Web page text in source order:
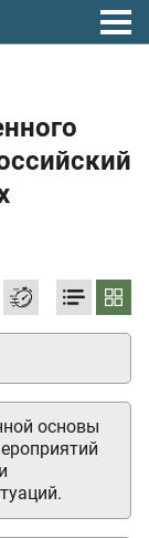
основы